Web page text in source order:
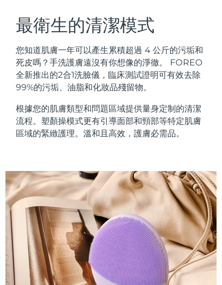
最衛生的清潔模式
您知道肌膚一年可以產生累積超過 4 公斤的污垢和
死皮嗎？手洗護膚遠沒有你想像的淨徹。 FOREO
全新推出的2合1洗臉儀，臨床測試證明可有效去除
99%的污垢、油脂和化妝品殘留物。
根據您的肌膚類型和問題區域提供量身定制的清潔
流程。塑顏操模式更有引導面部和頸部等特定肌膚
區域的緊緻護理。溫和且高效，護膚必需品。
面部清潔
LUNA™ 4 套裝
Anti-aging massage
LUNA™ 4 Plus
LUNA™ 4 Men
For men, anti-aging massage
LUNA™ 4 mini
For young skin, T-zone
LUNA™ 4 go
緊致提拉
BEAR™ 2 套裝
Microcurrent toning
BEAR™ 2 go
BEAR™ 2 eyes & lips
Microcurrent line smoothing device
面部提拉護理
Premium anti-aging skincare
BEAR™ 設備
補水保濕
UFO™ 3 套裝
UFO™ 3 LED
Near-infrared and red light therapy
device
UFO™ 3 mini
Red light therapy device for young skin
口腔護理
issa™ 4
issa™ 4 plus
Smart hybrid silicone sonic toothbrush
issa™ 4 smile
Hybrid silicone sonic toothbrush
抗老
FAQ™ 101
Clinical anti-aging
FAQ™ 102
LED 護理
NEW
FAQ™ 201
LED mask
FAQ™ 202
生髮 肌膚年輕化
NEW
奧地利 預計送達日期
比利時 預計送達日期 08/08/2026
百慕達 預計送達日期
波士尼亞與赫塞哥維納 預計送達日期11/08/2026
汶萊 預計送達日期13/08/2026
加拿大 預計送達日期12/08/2026
智利 預計送達日期 12/08/2026
中國 預計送達日期08/08/2026
哥倫比亞 預計送達日期12/08/2026
克羅埃西亞 預計送達日期 08/08/2026